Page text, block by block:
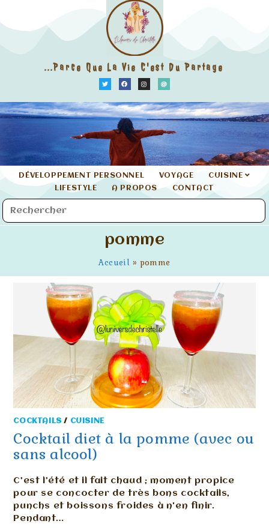
...parce Que La Vie C'est Du Partage
DÉVELOPPEMENT PERSONNEL VOYAGE
CUISINE
LIFESTYLE
A PROPOS CONTACT
pomme
Accueil » pomme
COCKTAILS / CUISINE
Cocktail diet à la pomme (avec ou
sans alcool)
C’est l’été et il fait chaud ; moment propice
pour se concocter de très bons cocktails,
punchs et boissons froides à n'en finir.
Pendant…